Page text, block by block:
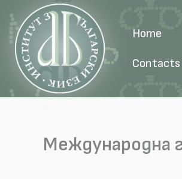
content
Home
Contacts
Международна